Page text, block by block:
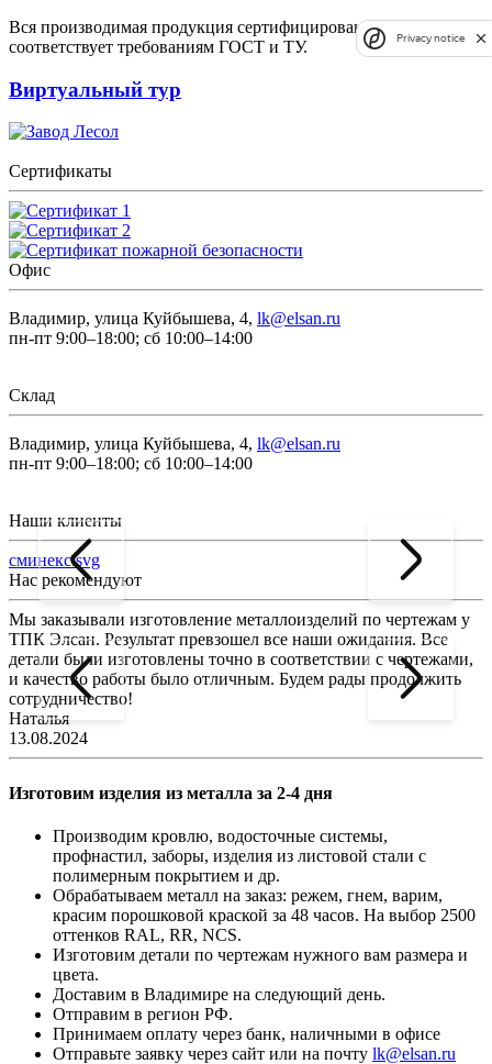
Вся производимая продукция сертифицирована и
соответствует требованиям ГОСТ и ТУ.
Виртуальный тур
Сертификаты
Офис
Владимир, улица Куйбышева, 4, lk@elsan.ru
пн-пт 9:00–18:00; сб 10:00–14:00
Склад
Владимир, улица Куйбышева, 4, lk@elsan.ru
пн-пт 9:00–18:00; сб 10:00–14:00
Наши клиенты
сминекс.svg
Нас рекомендуют
Мы заказывали изготовление металлоизделий по чертежам у
ТПК Элсан. Результат превзошел все наши ожидания. Все
детали были изготовлены точно в соответствии с чертежами,
и качество работы было отличным. Будем рады продолжить
сотрудничество!
Наталья
13.08.2024
Изготовим изделия из металла за 2-4 дня
Производим кровлю, водосточные системы,
профнастил, заборы, изделия из листовой стали с
полимерным покрытием и др.
Обрабатываем металл на заказ: режем, гнем, варим,
красим порошковой краской за 48 часов. На выбор 2500
оттенков RAL, RR, NCS.
Изготовим детали по чертежам нужного вам размера и
цвета.
Доставим в Владимире на следующий день.
Отправим в регион РФ.
Принимаем оплату через банк, наличными в офисе
Отправьте заявку через сайт или на почту lk@elsan.ru
Privacy notice